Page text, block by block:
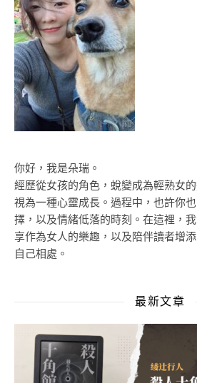
你好，我是朵瑞。
經歷從女孩的角色，蛻變成為輕熟女
視為一種心靈成長。過程中，也許你
擇，以及情緒低落的時刻。在這裡，
享作為女人的樂趣，以及陪伴讀者增
自己相處。
最新文章